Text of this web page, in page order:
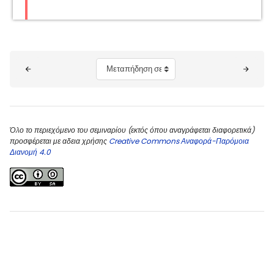
Μεταπήδηση σε...
Όλο το περιεχόμενο του σεμιναρίου (εκτός όπου αναγράφεται διαφορετικά)
προσφέρεται με αδεια χρήσης Creative Commons Αναφορά-Παρόμοια
Διανομή 4.0